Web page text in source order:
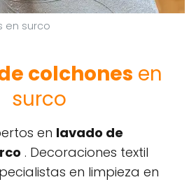
en surco
colchones en
surco
en lavado de
. Decoraciones textil
en limpieza en